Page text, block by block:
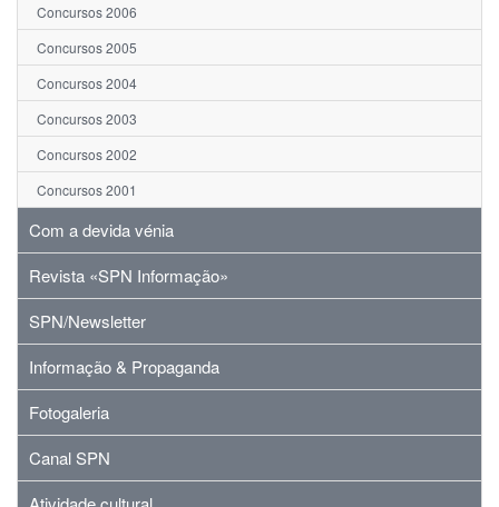
Concursos 2006
Concursos 2005
Concursos 2004
Concursos 2003
Concursos 2002
Concursos 2001
Com a devida vénia
Revista «SPN Informação»
SPN/Newsletter
Informação & Propaganda
Fotogaleria
Canal SPN